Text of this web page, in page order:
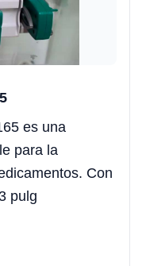
es una
para la
Con
pulg